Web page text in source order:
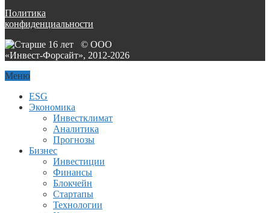
Политика
конфиденциальности
© ООО
«Инвест-Форсайт», 2012-2026
Меню
ESG
Экономика
Инвестклимат
Аналитика
Прогнозы
Бизнес
Инвестиции
Финансы
Блокчейн
Стартапы
Технологии